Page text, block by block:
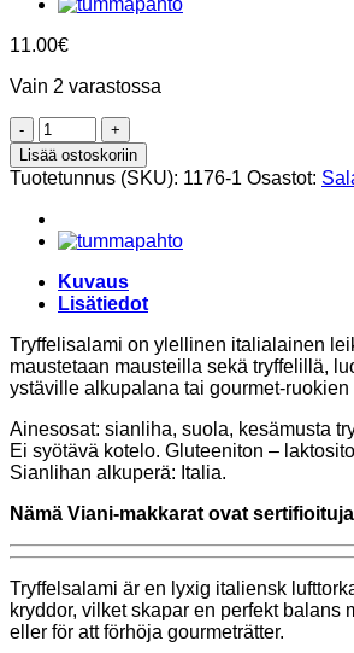
11.00€
Vain 2 varastossa
Tryffeli
salami
~230g,
Salumificio
Viani
määrä
Lisää ostoskoriin
Tuotetunnus (SKU): 1176-1 Osastot:
Kuvaus
Lisätiedot
Tryffelisalami on ylellinen italialainen
maustetaan mausteilla sekä tryffelillä,
ystäville alkupalana tai gourmet-ruokien
Ainesosat: sianliha, suola, kesämusta
Ei syötävä kotelo. Gluteeniton –
Sianlihan alkuperä: Italia.
Nämä Viani-makkarat ovat
Tryffelsalami är en lyxig italiensk
kryddor, vilket skapar en perfekt balans
eller för att förhöja gourmeträtter.